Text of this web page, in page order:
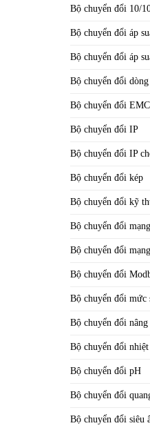
Bộ chuyển đổi 10/
Bộ chuyển đổi áp
Bộ chuyển đổi áp
Bộ chuyển đổi
Bộ chuyển đổi
Bộ chuyển đổi IP
Bộ chuyển đổi IP
Bộ chuyển đổi kép
Bộ chuyển đổi kỹ
Bộ chuyển đổi
Bộ chuyển đổi
Bộ chuyển đổi
Bộ chuyển đổi mức
Bộ chuyển đổi nâng
Bộ chuyển đổi
Bộ chuyển đổi pH
Bộ chuyển đổi
Bộ chuyển đổi siêu